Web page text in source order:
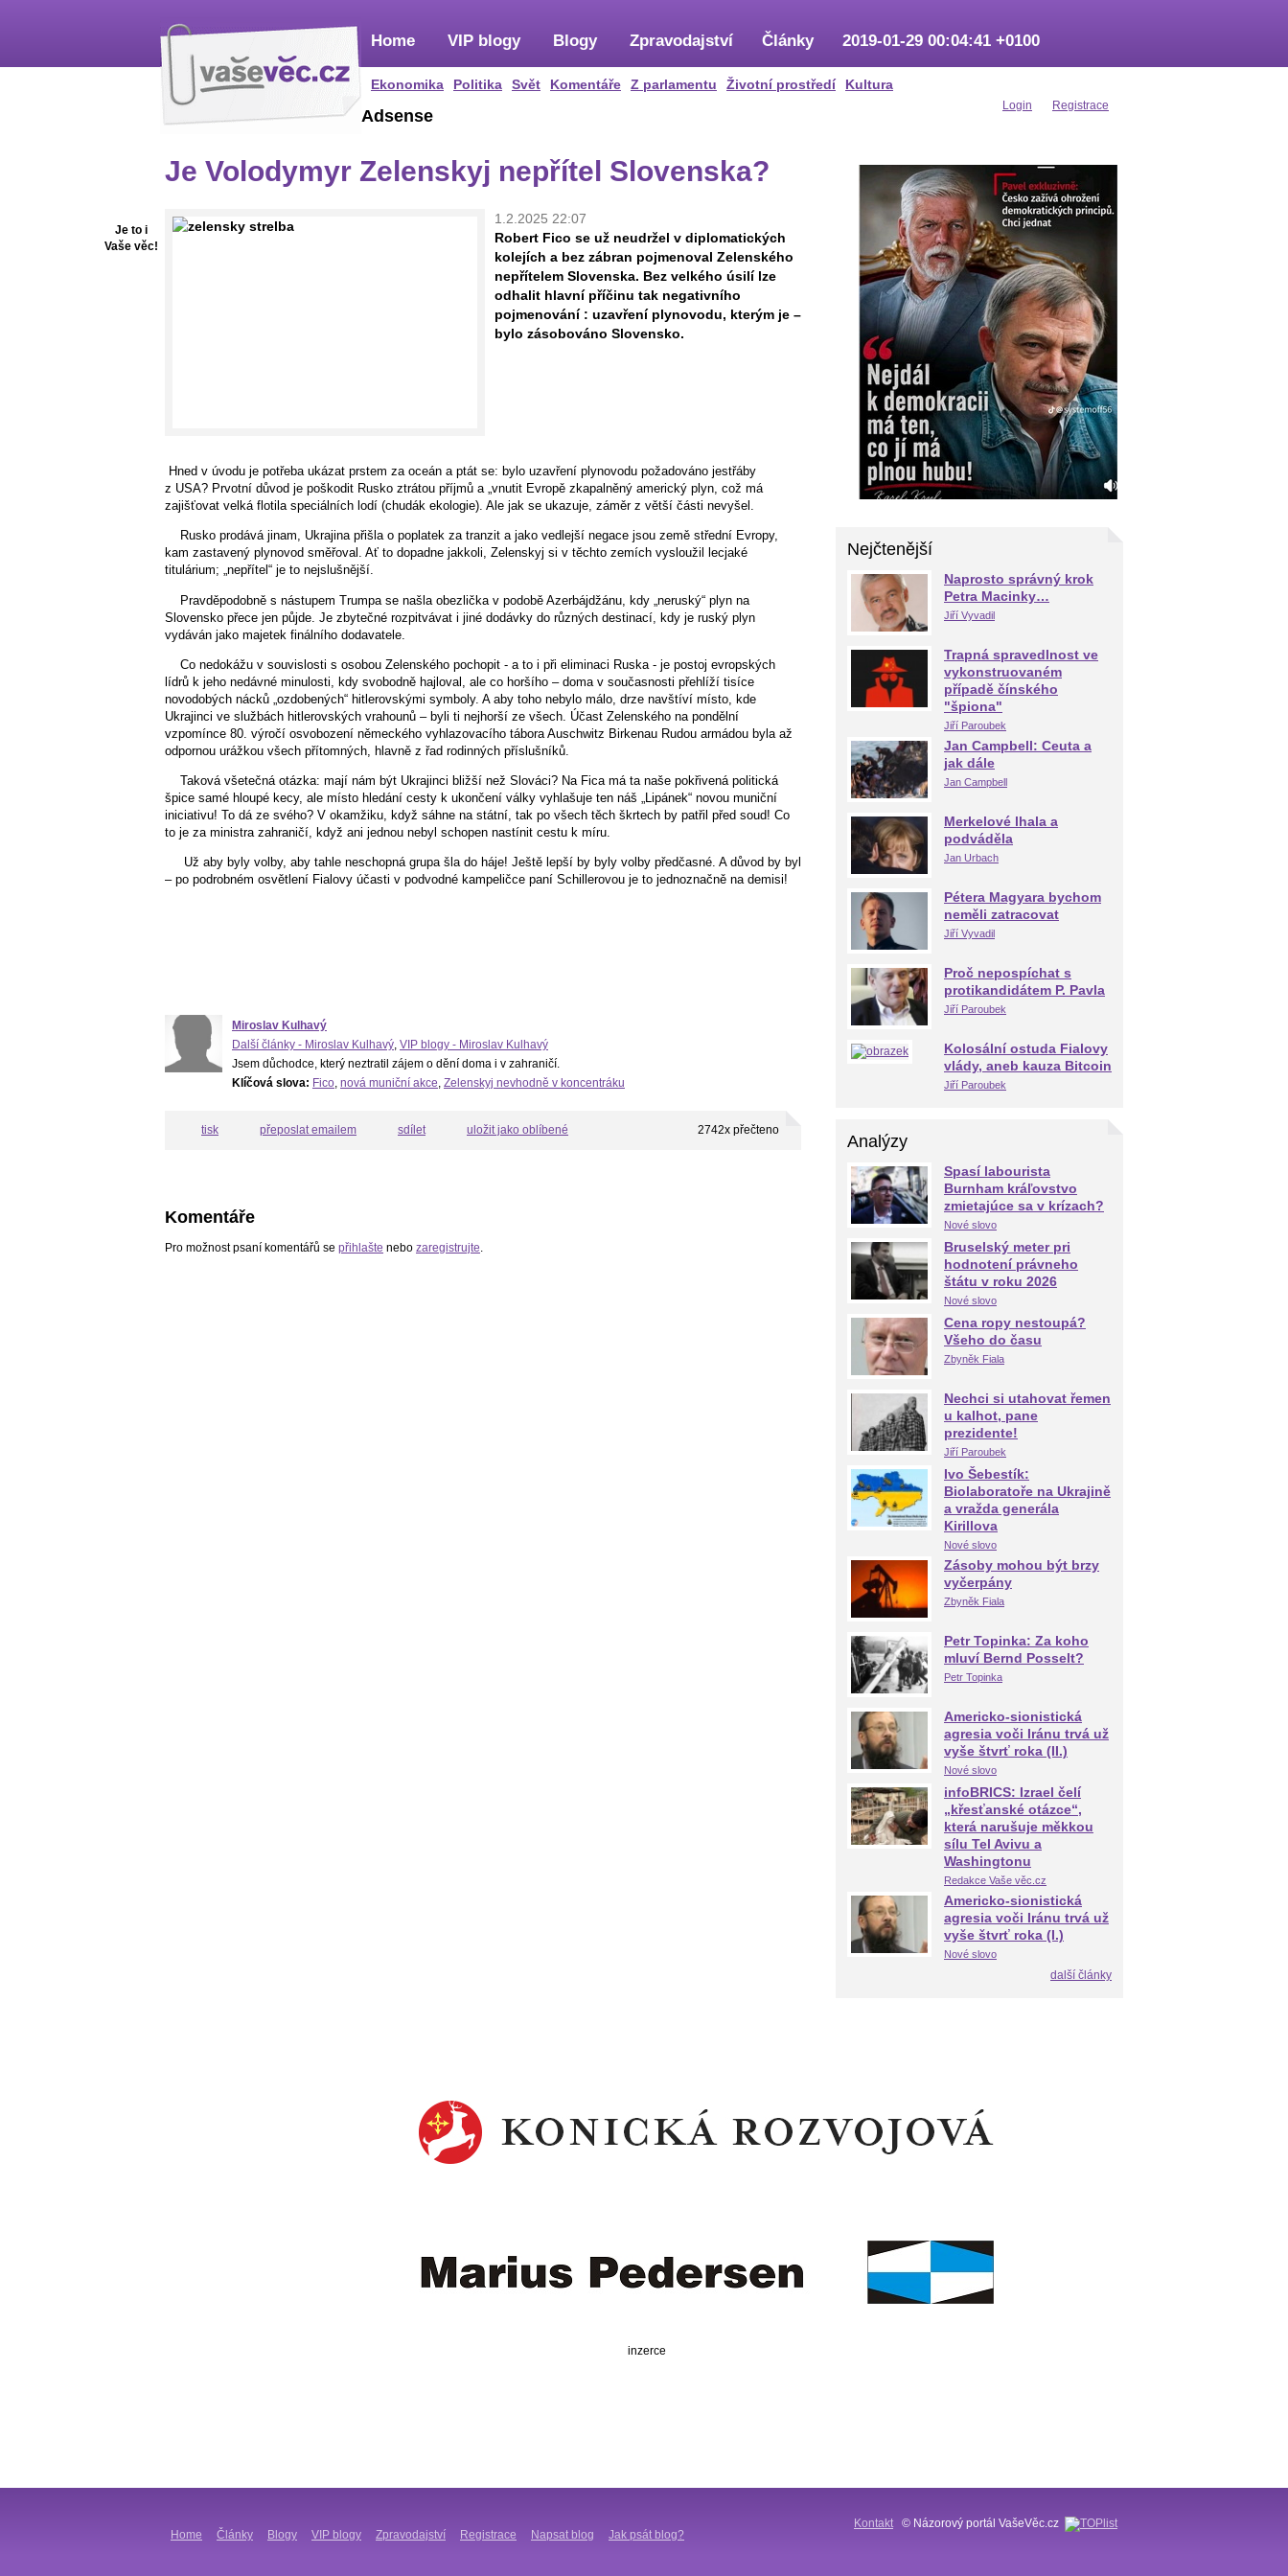
Home
Ekonomika Politika Svět Komentáře Z parlamentu Životní prostředí Kultura
VIP blogy Blogy Zpravodajství Články 2019-01-29 00:04:41 +0100
Login Registrace
Je to i
Vaše věc!
Adsense
Je Volodymyr Zelenskyj nepřítel Slovenska?
1.2.2025 22:07
Robert Fico se už neudržel v diplomatických
kolejích a bez zábran pojmenoval Zelenského
nepřítelem Slovenska. Bez velkého úsilí lze
odhalit hlavní příčinu tak negativního
pojmenování : uzavření plynovodu, kterým je –
bylo zásobováno Slovensko.
Hned v úvodu je potřeba ukázat prstem za oceán a ptát se: bylo uzavření plynovodu požadováno jestřáby
z USA? Prvotní důvod je poškodit Rusko ztrátou příjmů a „vnutit Evropě zkapalněný americký plyn, což má
zajišťovat velká flotila speciálních lodí (chudák ekologie). Ale jak se ukazuje, záměr z větší části nevyšel.
Rusko prodává jinam, Ukrajina přišla o poplatek za tranzit a jako vedlejší negace jsou země střední Evropy,
kam zastavený plynovod směřoval. Ať to dopadne jakkoli, Zelenskyj si v těchto zemích vysloužil lecjaké
titulárium; „nepřítel“ je to nejslušnější.
Pravděpodobně s nástupem Trumpa se našla obezlička v podobě Azerbájdžánu, kdy „neruský“ plyn na
Slovensko přece jen půjde. Je zbytečné rozpitvávat i jiné dodávky do různých destinací, kdy je ruský plyn
vydáván jako majetek finálního dodavatele.
Co nedokážu v souvislosti s osobou Zelenského pochopit - a to i při eliminaci Ruska - je postoj evropských
lídrů k jeho nedávné minulosti, kdy svobodně hajloval, ale co horšího – doma v současnosti přehlíží tisíce
novodobých nácků „ozdobených“ hitlerovskými symboly. A aby toho nebylo málo, drze navštíví místo, kde
Ukrajinci ve službách hitlerovských vrahounů – byli ti nejhorší ze všech. Účast Zelenského na pondělní
vzpomínce 80. výročí osvobození německého vyhlazovacího tábora Auschwitz Birkenau Rudou armádou byla až
odpornou urážkou všech přítomných, hlavně z řad rodinných příslušníků.
Taková všetečná otázka: mají nám být Ukrajinci bližší než Slováci? Na Fica má ta naše pokřivená politická
špice samé hloupé kecy, ale místo hledání cesty k ukončení války vyhlašuje ten náš „Lipánek“ novou muniční
iniciativu! To dá ze svého? V okamžiku, když sáhne na státní, tak po všech těch škrtech by patřil před soud! Co
to je za ministra zahraničí, když ani jednou nebyl schopen nastínit cestu k míru.
Už aby byly volby, aby tahle neschopná grupa šla do háje! Ještě lepší by byly volby předčasné. A důvod by byl
– po podrobném osvětlení Fialovy účasti v podvodné kampeličce paní Schillerovou je to jednoznačně na demisi!
Miroslav Kulhavý
Další články - Miroslav Kulhavý, VIP blogy - Miroslav Kulhavý
Jsem důchodce, který neztratil zájem o dění doma i v zahraničí.
Klíčová slova: Fico, nová muniční akce, Zelenskyj nevhodně v koncentráku
tisk přeposlat emailem sdílet uložit jako oblíbené 2742x přečteno
Komentáře
Pro možnost psaní komentářů se přihlašte nebo zaregistrujte.
Nejčtenější
Naprosto správný krok
Petra Macinky…
Jiří Vyvadil
Trapná spravedlnost ve
vykonstruovaném
případě čínského
"špiona"
Jiří Paroubek
Jan Campbell: Ceuta a
jak dále
Jan Campbell
Merkelové lhala a
podváděla
Jan Urbach
Pétera Magyara bychom
neměli zatracovat
Jiří Vyvadil
Proč nepospíchat s
protikandidátem P. Pavla
Jiří Paroubek
Kolosální ostuda Fialovy
vlády, aneb kauza Bitcoin
Jiří Paroubek
Analýzy
Spasí labourista
Burnham kráľovstvo
zmietajúce sa v krízach?
Nové slovo
Bruselský meter pri
hodnotení právneho
štátu v roku 2026
Nové slovo
Cena ropy nestoupá?
Všeho do času
Zbyněk Fiala
Nechci si utahovat řemen
u kalhot, pane
prezidente!
Jiří Paroubek
Ivo Šebestík:
Biolaboratoře na Ukrajině
a vražda generála
Kirillova
Nové slovo
Zásoby mohou být brzy
vyčerpány
Zbyněk Fiala
Petr Topinka: Za koho
mluví Bernd Posselt?
Petr Topinka
Americko-sionistická
agresia voči Iránu trvá už
vyše štvrť roka (II.)
Nové slovo
infoBRICS: Izrael čelí
„křesťanské otázce“,
která narušuje měkkou
sílu Tel Avivu a
Washingtonu
Redakce Vaše věc.cz
Americko-sionistická
agresia voči Iránu trvá už
vyše štvrť roka (I.)
Nové slovo
další články
inzerce
Home Články Blogy VIP blogy Zpravodajství Registrace Napsat blog Jak psát blog?
Kontakt © Názorový portál VašeVěc.cz